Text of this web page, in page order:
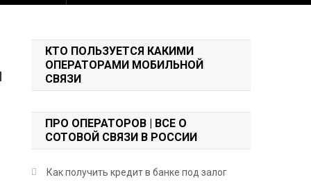
КТО ПОЛЬЗУЕТСЯ КАКИМИ
ОПЕРАТОРАМИ МОБИЛЬНОЙ
СВЯЗИ
ПРО ОПЕРАТОРОВ | ВСЕ О
СОТОВОЙ СВЯЗИ В РОССИИ
Как получить кредит в банке под залог